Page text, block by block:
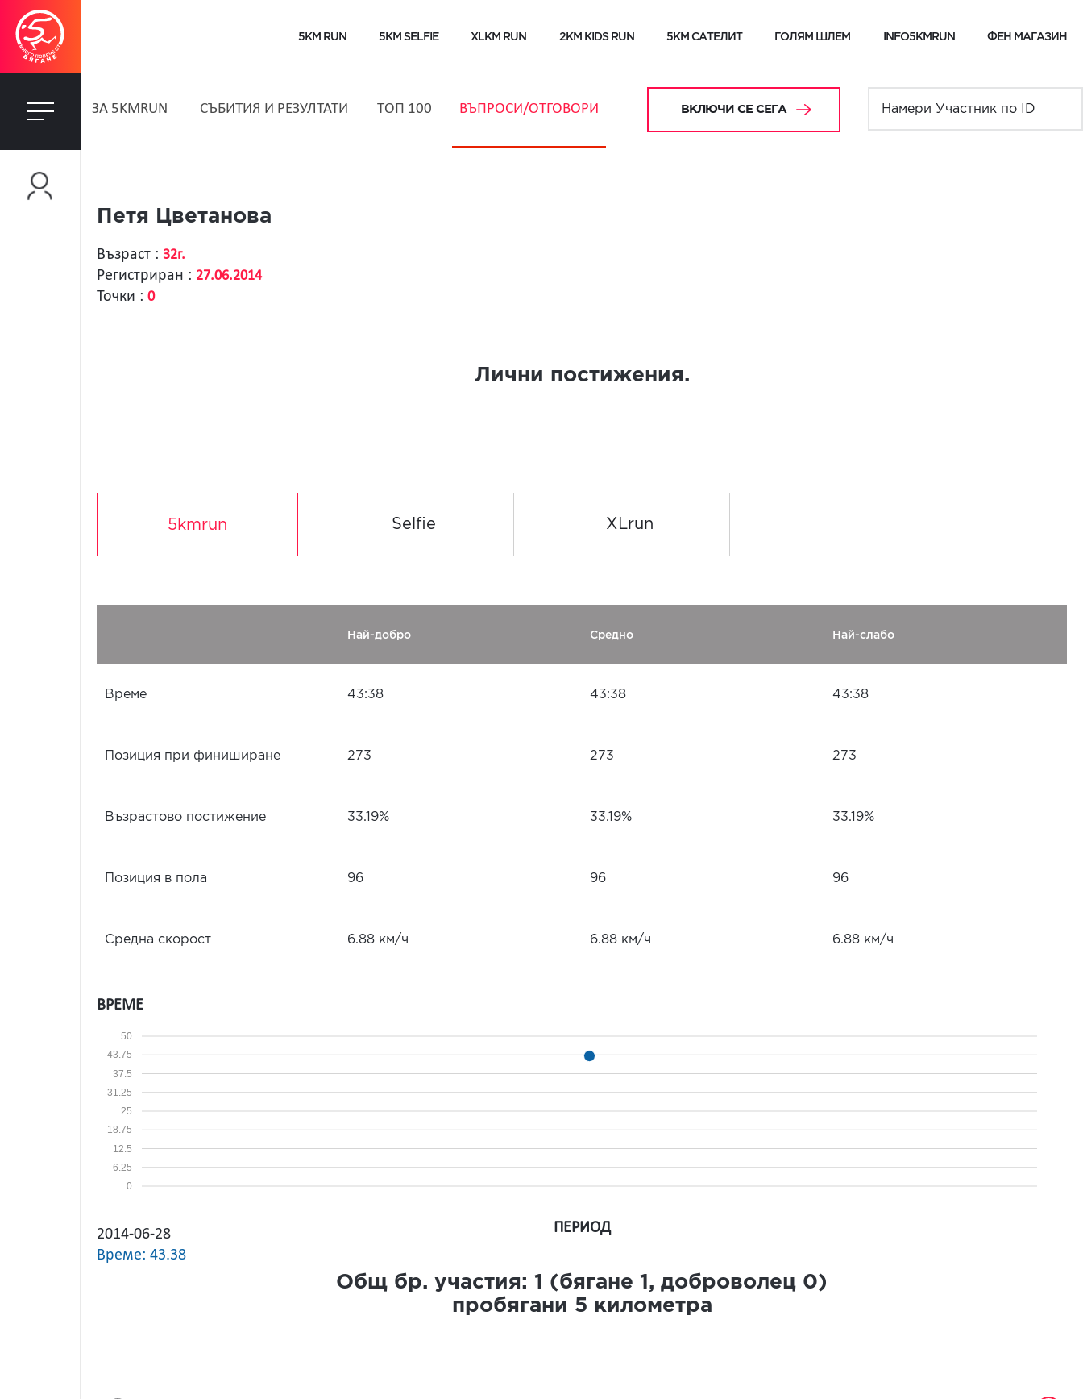
5KM RUN 5KM SELFIE XLKM RUN 2KM KIDS RUN 5KM САТЕЛИТ ГОЛЯМ ШЛЕМ INFO5KMRUN ФЕН МАГАЗИН
ЗA 5KMRUN СЪБИТИЯ И РЕЗУЛТАТИ ТОП 100 ВЪПРОСИ/ОТГОВОРИ ВКЛЮЧИ СЕ СЕГА
Петя Цветанова
Възраст : 32г.
Регистриран : 27.06.2014
Точки : 0
Лични постижения.
5kmrun Selfie XLrun
Най-добро Средно Най-слабо
Време 43:38 43:38 43:38
Позиция при финиширане 273 273 273
Възрастово постижение 33.19% 33.19% 33.19%
Позиция в пола 96 96 96
Средна скорост 6.88 км/ч 6.88 км/ч 6.88 км/ч
ВРЕМЕ
0
6.25
12.5
18.75
25
31.25
37.5
43.75
50
2014-06-28
Време: 43.38
ПЕРИОД
Общ бр. участия: 1 (бягане 1 , доброволец 0)
пробягани 5 километра